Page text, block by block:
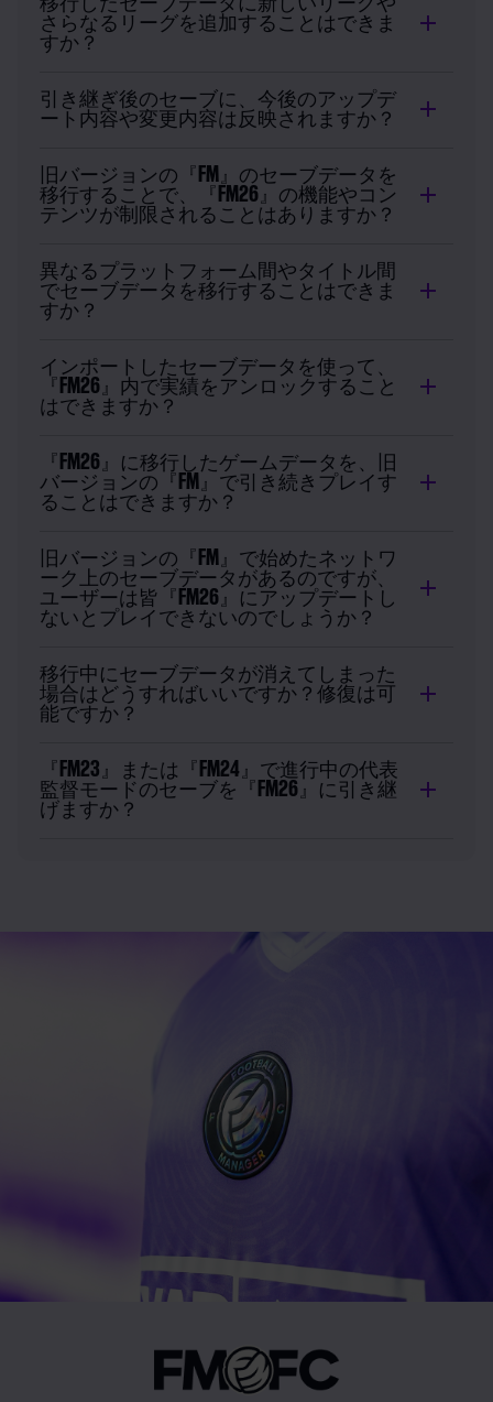
さらなるリーグを追加することはできま
すか？
引き継ぎ後のセーブに、今後のアップデ
ート内容や変更内容は反映されますか？
旧バージョンの『FM』のセーブデータを
移行することで、『FM26』の機能やコン
テンツが制限されることはありますか？
異なるプラットフォーム間やタイトル間
でセーブデータを移行することはできま
すか？
インポートしたセーブデータを使って、
『FM26』内で実績をアンロックすること
はできますか？
『FM26』に移行したゲームデータを、旧
バージョンの『FM』で引き続きプレイす
ることはできますか？
旧バージョンの『FM』で始めたネットワ
ーク上のセーブデータがあるのですが、
ユーザーは皆『FM26』にアップデートし
ないとプレイできないのでしょうか？
移行中にセーブデータが消えてしまった
場合はどうすればいいですか？修復は可
能ですか？
『FM23』または『FM24』で進行中の代表
監督モードのセーブを『FM26』に引き継
げますか？